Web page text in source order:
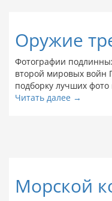
Оружие
Фотографии
второй мировых
подборку лучших
Читать далее →
Морской